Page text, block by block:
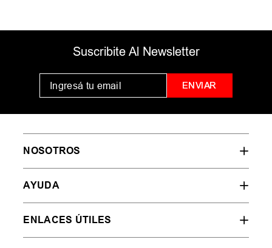
Suscribite Al Newsletter
ENVIAR
NOSOTROS
AYUDA
ENLACES ÚTILES